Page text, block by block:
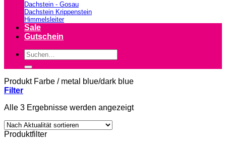
Dachstein - Gosau
Dachstein Krippenstein
Himmelsleiter
Sale
Gutschein
Suchen
nach:
Produkt Farbe /metal blue/dark blue
Filter
Alle 3 Ergebnisse werden angezeigtNach
Produktfilter